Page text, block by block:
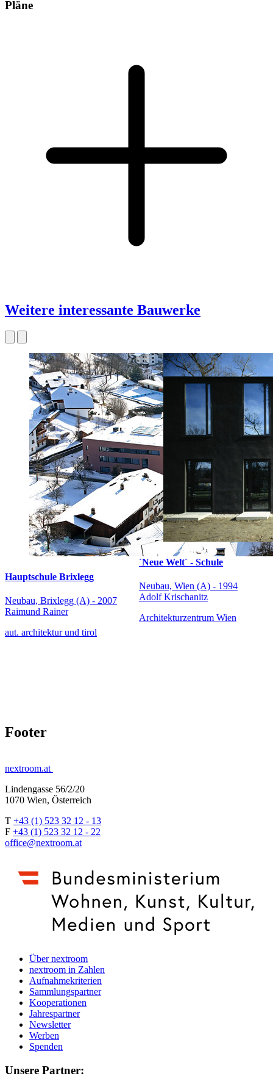
Pläne
Weitere interessante Bauwerke
Hauptschule Brixlegg
Neubau, Brixlegg (A) - 2007
Raimund Rainer
aut. architektur und tirol
´Neue Welt´ - Schule
Neubau, Wien (A) - 1994
Adolf Krischanitz
Architekturzentrum Wien
Footer
nextroom.at
Lindengasse 56/2/20
1070 Wien, Österreich
T +43 (1) 523 32 12 - 13
F +43 (1) 523 32 12 - 22
office@nextroom.at
Über nextroom
nextroom in Zahlen
Aufnahmekriterien
Sammlungspartner
Kooperationen
Jahrespartner
Newsletter
Werben
Spenden
Unsere Partner: